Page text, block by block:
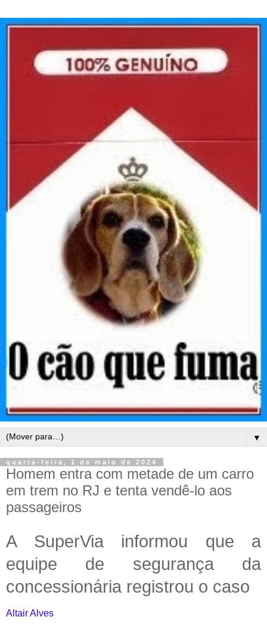
▼
quarta-feira, 1 de maio de 2024
Homem entra com metade de um carro
em trem no RJ e tenta vendê-lo aos
passageiros
A SuperVia informou que a
equipe de segurança da
concessionária registrou o caso
Altair Alves